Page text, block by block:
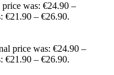
was: €24.90 –
€21.90 – €26.90.
price was: €24.90 –
€21.90 – €26.90.